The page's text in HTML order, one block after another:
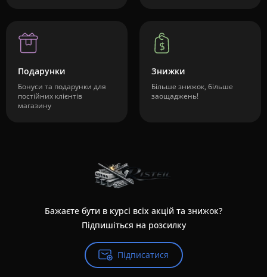
Подарунки
Бонуси та подарунки для
постійних клієнтів
магазину
Знижки
Більше знижок, більше
заощаджень!
Бажаєте бути в курсі всіх акцій та знижок?
Підпишіться на розсилку
Підписатися